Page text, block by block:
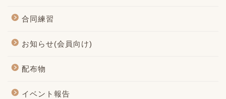
合同練習
お知らせ(会員向け)
配布物
イベント報告